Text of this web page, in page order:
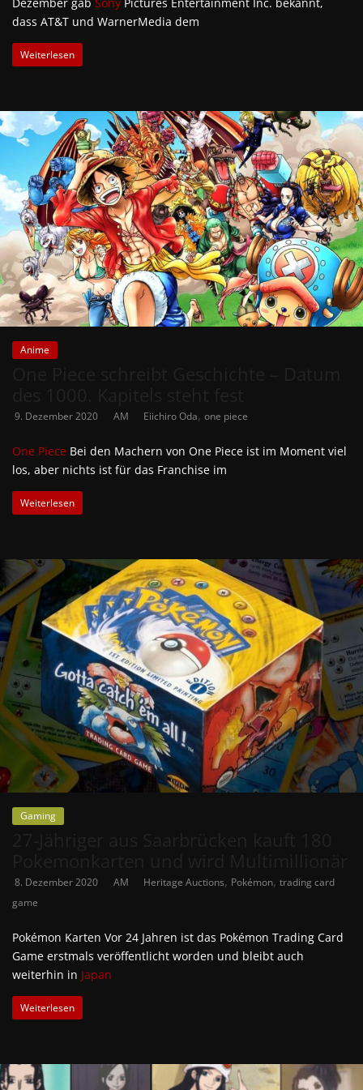
dass AT&T und WarnerMedia dem
Weiterlesen
Anime
9. Dezember 2020 AM Eiichiro Oda, one piece
One Piece Bei den Machern von One Piece ist im Moment viel
los, aber nichts ist für das Franchise im
Weiterlesen
Gaming
8. Dezember 2020 AM Heritage Auctions, Pokémon, trading card
game
Pokémon Karten Vor 24 Jahren ist das Pokémon Trading Card
Game erstmals veröffentlicht worden und bleibt auch
weiterhin in Japan
Weiterlesen